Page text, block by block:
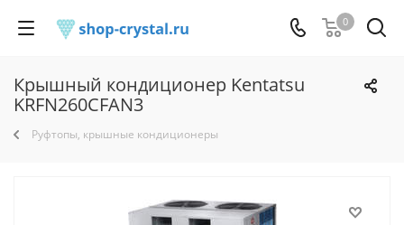
0
Крышный кондиционер Kentatsu
KRFN260CFAN3
Руфтопы, крышные кондиционеры